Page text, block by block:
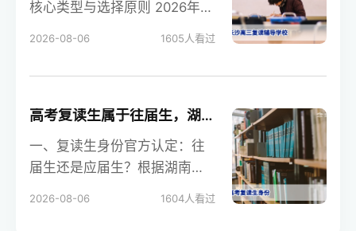
核心类型与选择原则 2026年，
2026-08-06 1605 人看过
高考复读生属于往届生，湖南2026年高考报名政策下与应届生有何不同
一、复读生身份官方认定：往
届生还是应届生？根据湖南省
2026-08-06 1604人看过